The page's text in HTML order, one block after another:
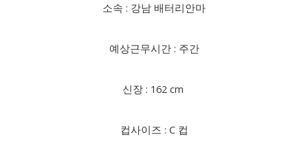
소속 : 강남 배터리안마
예상근무시간 : 주간
신장 : 162 cm
컵사이즈 : C 컵